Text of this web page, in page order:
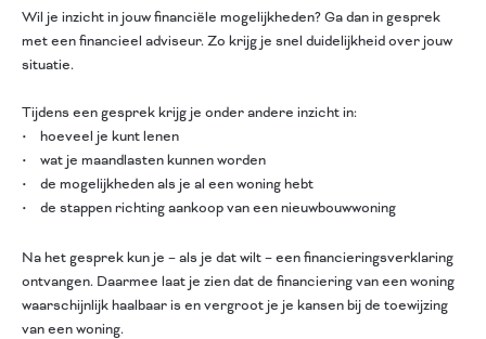
Wil je inzicht in jouw financiële mogelijkheden? Ga dan in gesprek
met een financieel adviseur. Zo krijg je snel duidelijkheid over jouw
situatie.
Tijdens een gesprek krijg je onder andere inzicht in:
• hoeveel je kunt lenen
• wat je maandlasten kunnen worden
• de mogelijkheden als je al een woning hebt
• de stappen richting aankoop van een nieuwbouwwoning
Na het gesprek kun je – als je dat wilt – een financieringsverklaring
ontvangen. Daarmee laat je zien dat de financiering van een woning
waarschijnlijk haalbaar is en vergroot je je kansen bij de toewijzing
van een woning.